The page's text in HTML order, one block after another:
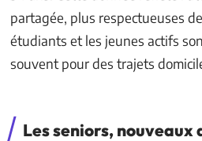
partagée, plus respectueuses
étudiants et les jeunes actifs
souvent pour des trajets
Les seniors, nouveaux